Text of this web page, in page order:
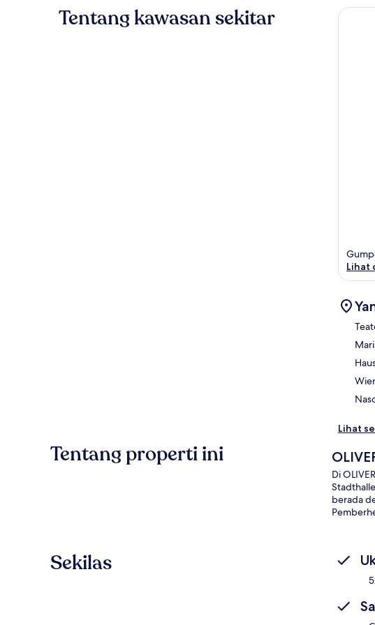
Tentang kawasan sekitar
Lihat
Lihat
Tentang properti ini
Di
berada
Sekilas